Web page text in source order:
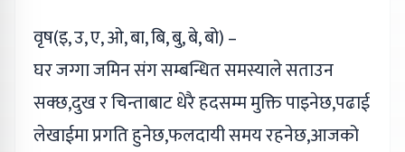
वृष(इ, उ, ए, ओ, बा, बि, बु, बे, बो) –
घर जग्गा जमिन संग सम्बन्धित समस्याले सताउन
सक्छ,दुख र चिन्ताबाट धेरै हदसम्म मुक्ति पाइनेछ,पढाई
लेखाईमा प्रगति हुनेछ,फलदायी समय रहनेछ,आजको